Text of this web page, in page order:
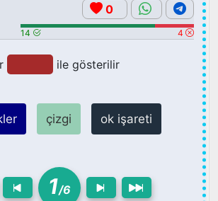
0
14 4
ile gösterilir
çizgi ok işareti
1/6